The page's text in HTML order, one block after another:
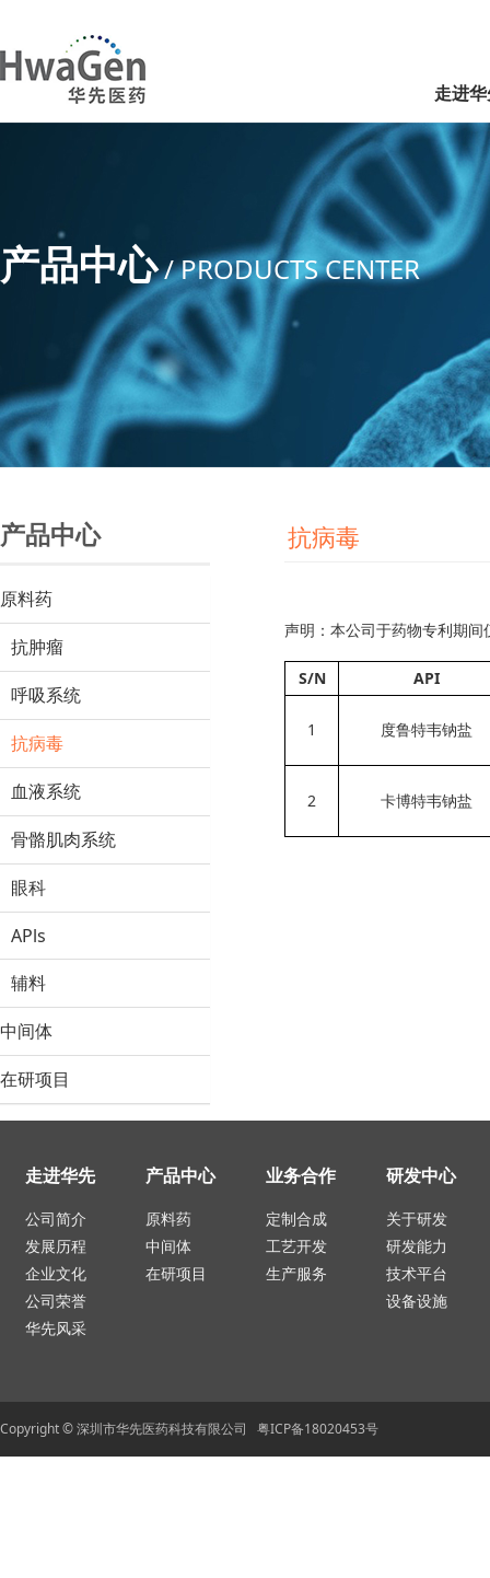
走进
产品中心/ PRODUCTS CENTER
产品中心
原料药
抗肿瘤
呼吸系统
抗病毒
血液系统
骨骼肌肉系统
眼科
APls
辅料
中间体
在研项目
抗病毒
声明：本公司于药物专利期
S/N API
1 度鲁特韦钠盐
2 卡博特韦钠盐
走进华先
公司简介
发展历程
企业文化
公司荣誉
华先风采
产品中心
原料药
中间体
在研项目
业务合作
定制合成
工艺开发
生产服务
研发中心
关于研发
研发能力
技术平台
设备设施
Copyright © 深圳市华先医药科技有限公司 粤ICP备18020453号